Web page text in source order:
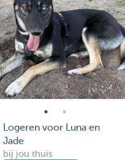
Logeren voor Luna en
Jade
bij jou thuis